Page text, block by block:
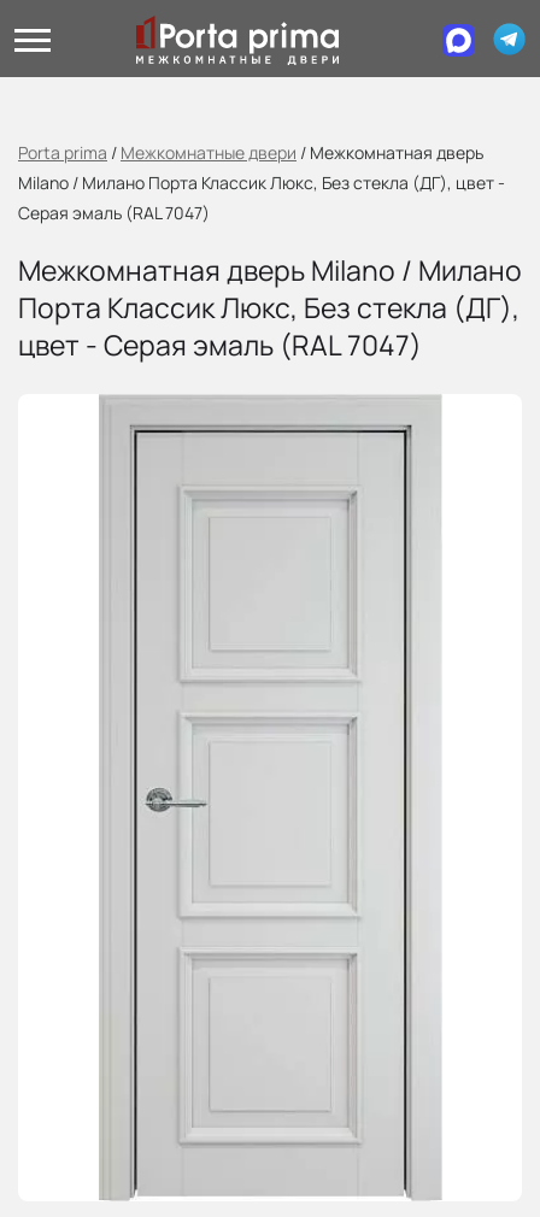
Porta prima / Межкомнатные двери / Межкомнатная дверь
Milano / Милано Порта Классик Люкс, Без стекла (ДГ), цвет -
Серая эмаль (RAL 7047)
Межкомнатная дверь Milano / Милано
Порта Классик Люкс, Без стекла (ДГ),
цвет - Серая эмаль (RAL 7047)